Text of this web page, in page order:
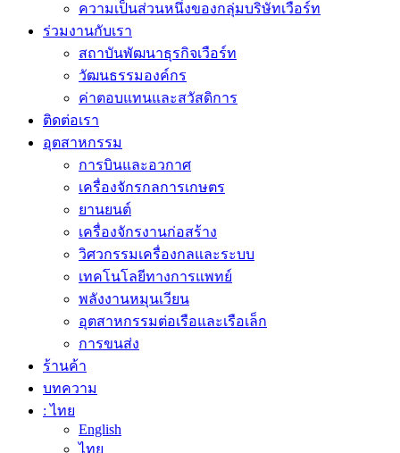
ความเป็นส่วนหนึ่งของกลุ่มบริษัทเวือร์ท
ร่วมงานกับเรา
สถาบันพัฒนาธุรกิจเวือร์ท
วัฒนธรรมองค์กร
ค่าตอบแทนและสวัสดิการ
ติดต่อเรา
อุตสาหกรรม
การบินและอวกาศ
เครื่องจักรกลการเกษตร
ยานยนต์
เครื่องจักรงานก่อสร้าง
วิศวกรรมเครื่องกลและระบบ
เทคโนโลยีทางการแพทย์
พลังงานหมุนเวียน
อุตสาหกรรมต่อเรือและเรือเล็ก
การขนส่ง
ร้านค้า
บทความ
: ไทย
English
ไทย